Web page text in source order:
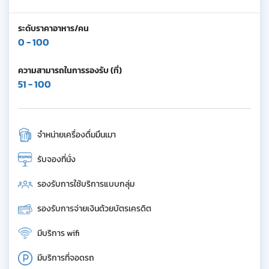
ระดับราคาอาหาร/คน
0 - 100
ความสามารถในการรองรับ (ที่)
51 - 100
จำหน่ายเครื่องดื่มมึนเมา
รับจองที่นั่ง
รองรับการใช้บริการแบบกลุ่ม
รองรับการจ่ายเงินด้วยบัตรเครดิต
มีบริการ wifi
มีบริการที่จอดรถ